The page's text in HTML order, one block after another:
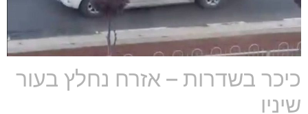
כיכר בשדרות – אזרח נחלץ בעור
שיניו